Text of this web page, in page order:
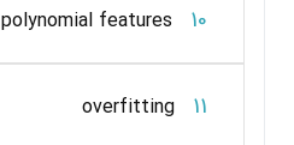
10
polynomial features
11
overfitting